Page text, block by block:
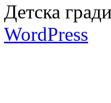
Детска
WordPress